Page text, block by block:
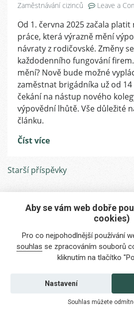
Zaměstnávání cizinců
Leave a
Od 1. června 2025 začala
práce, která výrazně mění
návraty z rodičovské. Změny
každodenního fungování
mění? Nově bude možné
zaměstnat brigádníka už od
čekání na nástup nového
výpovědní lhůtě. Vše důležité
článku.
Číst více
Navigace
příspěvky
Starší příspěvky
Máte zájem o
Potřebujete
+420 211 221
Kontaktujte
Aby se vám web dobře
cookies)
Pro co nejpohodlnější používání
souhlas se zpracováním souborů
kliknutím na tlačítko
Nastavení
Souhlas můžete